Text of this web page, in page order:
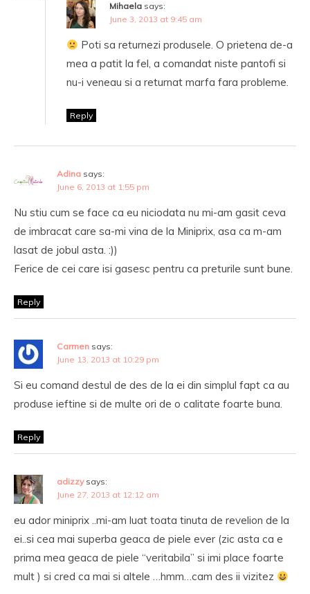
Mihaela says:
June 3, 2013 at 9:45 am
Poti sa returnezi produsele. O prietena de-a
mea a patit la fel, a comandat niste pantofi si
nu-i veneau si a returnat marfa fara probleme.
Reply
Adina says:
June 6, 2013 at 1:55 pm
Nu stiu cum se face ca eu niciodata nu mi-am gasit ceva
de imbracat care sa-mi vina de la Miniprix, asa ca m-am
lasat de jobul asta. :))
Ferice de cei care isi gasesc pentru ca preturile sunt bune.
Reply
Carmen says:
June 13, 2013 at 10:29 pm
Si eu comand destul de des de la ei din simplul fapt ca au
produse ieftine si de multe ori de o calitate foarte buna.
Reply
adizzy says:
June 27, 2013 at 12:12 am
eu ador miniprix ..mi-am luat toata tinuta de revelion de la
ei..si cea mai superba geaca de piele ever (zic asta ca e
prima mea geaca de piele “veritabila” si imi place foarte
mult ) si cred ca mai si altele …hmm…cam des ii vizitez